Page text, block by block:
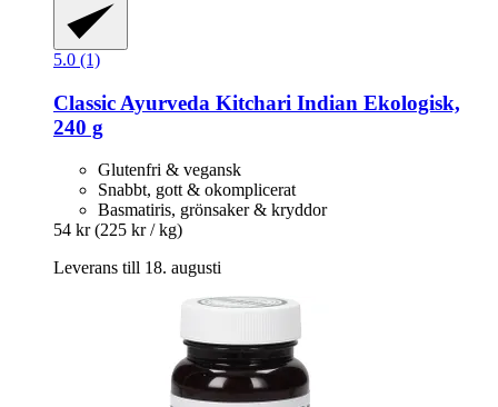
5.0 (1)
Classic Ayurveda Kitchari Indian Ekologisk,
240 g
Glutenfri & vegansk
Snabbt, gott & okomplicerat
Basmatiris, grönsaker & kryddor
54 kr (225 kr / kg)
Leverans till 18. augusti